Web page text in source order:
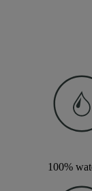
100%